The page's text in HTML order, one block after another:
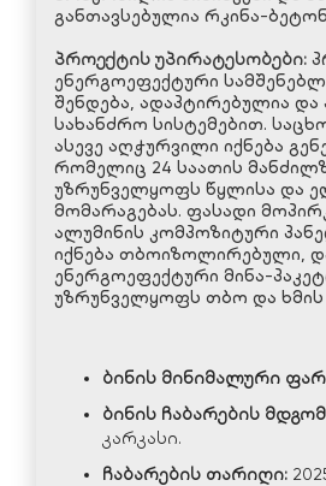
განთავსებულია რკინა-
პროექტის უპირატესობები:
ენერგოეფექტური
შენდება, ადაპტირებულია
სახანძრო სისტემებით.
ასევე აღჭურვილი იქნება
რომელიც 24 საათის
უზრუნველყოფს წყლისა და
მომარაგებას. ფასადი
ალუმინის კომპოზიტური
იქნება თბოიზოლირებული,
ენერგოეფექტური მინა-
უზრუნველყოფს თბო და ხმის
ბინის მინიმალური
ბინის ჩაბარების
კარკასი.
ჩაბარების თარიღი: